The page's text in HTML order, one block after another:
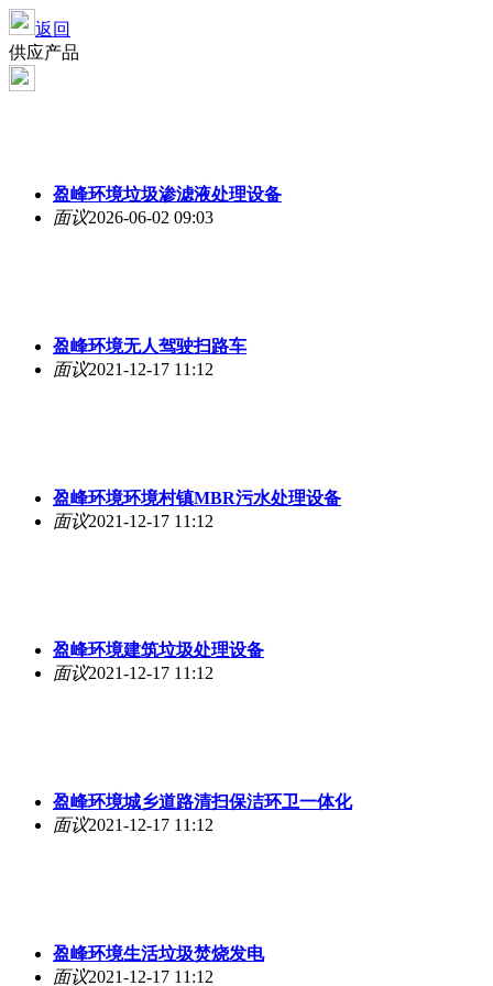
返回
供应产品
盈峰环境垃圾渗滤液处理设备
面议2026-06-02 09:03
盈峰环境无人驾驶扫路车
面议2021-12-17 11:12
盈峰环境环境村镇MBR污水处理设备
面议2021-12-17 11:12
盈峰环境建筑垃圾处理设备
面议2021-12-17 11:12
盈峰环境城乡道路清扫保洁环卫一体化
面议2021-12-17 11:12
盈峰环境生活垃圾焚烧发电
面议2021-12-17 11:12